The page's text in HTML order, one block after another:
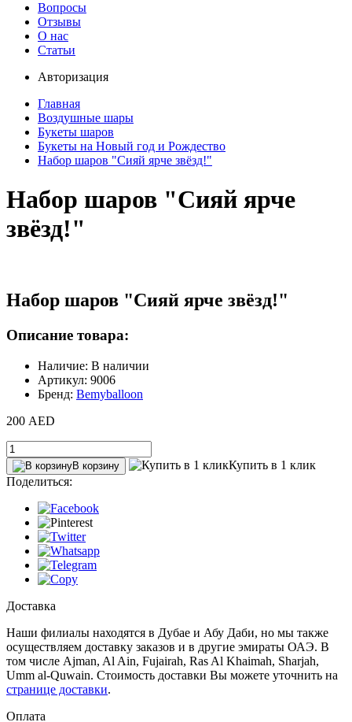
Вопросы
Отзывы
О нас
Статьи
Авторизация
Главная
Воздушные шары
Букеты шаров
Букеты на Новый год и Рождество
Набор шаров "Сияй ярче звёзд!"
Набор шаров "Сияй ярче
звёзд!"
Набор шаров "Сияй ярче звёзд!"
Описание товара:
Наличие: В наличии
Артикул: 9006
Бренд: Bemyballoon
200 AED
В корзину
Купить в 1 клик
Поделиться:
Доставка
Наши филиалы находятся в Дубае и Абу Даби, но мы также
осуществляем доставку заказов и в другие эмираты ОАЭ. В
том числе Ajman, Al Ain‎, Fujairah, Ras Al Khaimah, Sharjah,
Umm al-Quwain. Стоимость доставки Вы можете уточнить на
странице доставки.
Оплата